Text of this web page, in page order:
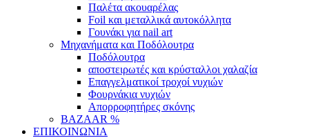
Παλέτα ακουαρέλας
Foil και μεταλλικά αυτοκόλλητα
Γουνάκι για nail art
Μηχανήματα και Ποδόλουτρα
Ποδόλουτρα
αποστειρωτές και κρύσταλλοι χαλαζία
Επαγγελματικοί τροχοί νυχιών
Φουρνάκια νυχιών
Απορροφητήρες σκόνης
BAZAAR %
ΕΠΙΚΟΙΝΩΝΙΑ